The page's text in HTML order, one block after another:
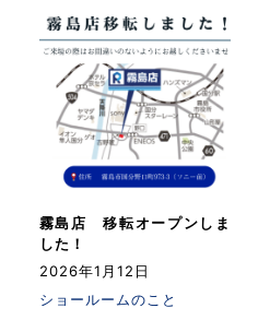
霧島店 移転オープンしま
した！
2026年1月12日
ショールームのこと